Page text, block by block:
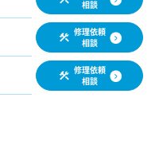
相談
修理依頼
相談
修理依頼
相談